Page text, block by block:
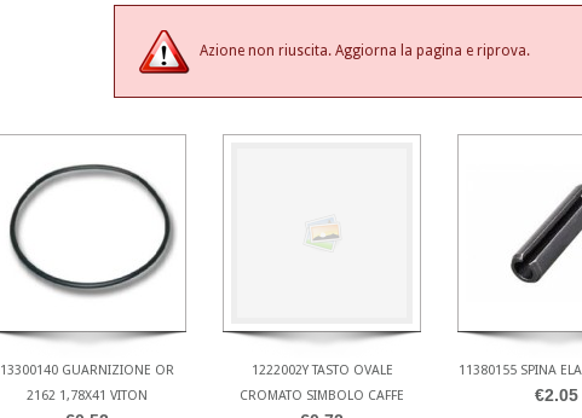
Azione non riuscita. Aggiorna la pagina e riprova.
13300140 GUARNIZIONE OR
2162 1,78X41 VITON
1222002Y TASTO OVALE
CROMATO SIMBOLO CAFFE
11380155 SPINA
€2.05